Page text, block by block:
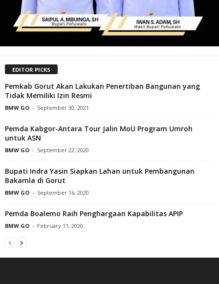
EDITOR PICKS
Pemkab Gorut Akan Lakukan Penertiban Bangunan yang
Tidak Memiliki Izin Resmi
BMW GO - September 30, 2021
Pemda Kabgor-Antara Tour Jalin MoU Program Umroh
untuk ASN
BMW GO - September 22, 2020
Bupati Indra Yasin Siapkan Lahan untuk Pembangunan
Bakamla di Gorut
BMW GO - September 16, 2020
Pemda Boalemo Raih Penghargaan Kapabilitas APIP
BMW GO - February 11, 2020